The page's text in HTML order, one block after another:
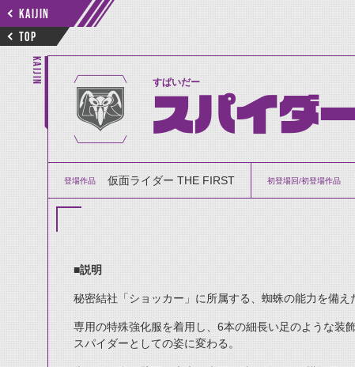
KAIJIN
TOP
KAIJIN すぱいだー
スパイダ
登場作品 仮面ライダー THE FIRST 初登場回/初登場作品
■説明
秘密結社「ショッカー」に所属する、蜘蛛の能力を備え
専用の特殊強化服を着用し、6本の細長い足のような装
スパイダーとしての姿に変わる。